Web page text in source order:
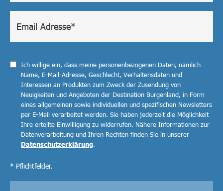
Ich willige ein, dass meine personenbezogenen Daten, nämlich
Name, E-Mail-Adresse, Geschlecht, Verhaltensdaten und
Interessen an Produkten zum Zweck der Zusendung von
Neuigkeiten und Angeboten der Destination Burgenland, in Form
eines allgemeinen sowie individuellen und spezifischen Newsletters
per E-Mail verarbeitet werden. Sie haben jederzeit die Möglichkeit
Ihre erteilte Einwilligung zu widerrufen. Nähere Informationen zur
Datenverarbeitung und Ihren Rechten finden Sie in unserer
Datenschutzerklärung.
* Pflichtfelder.